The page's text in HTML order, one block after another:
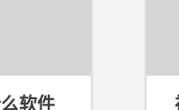
软件